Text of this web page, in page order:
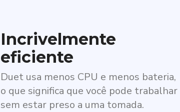
Incrivelmente
eficiente
Duet usa menos CPU e menos bateria,
o que significa que você pode trabalhar
sem estar preso a uma tomada.